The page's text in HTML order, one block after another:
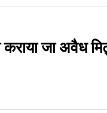
कराया जा अवैध